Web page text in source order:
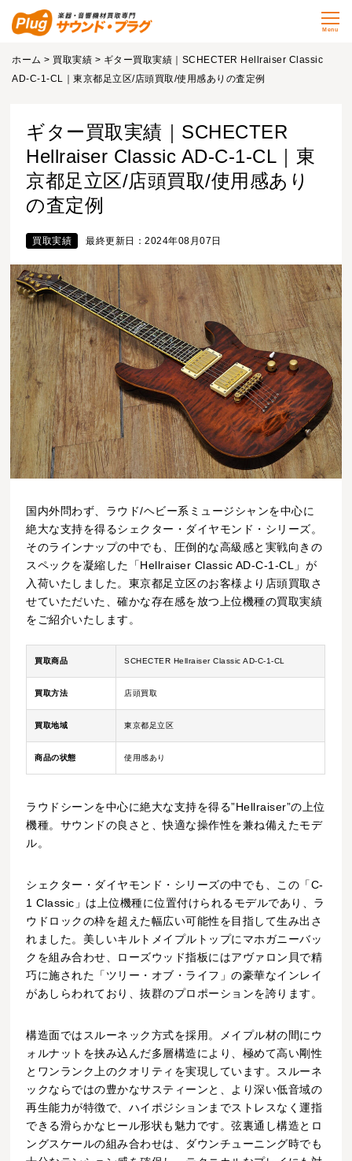
Menu
ホーム > 買取実績 > ギター買取実績｜SCHECTER Hellraiser Classic
AD-C-1-CL｜東京都足立区/店頭買取/使用感ありの査定例
ギター買取実績｜SCHECTER
Hellraiser Classic AD-C-1-CL｜東
京都足立区/店頭買取/使用感あり
の査定例
買取実績 最終更新日：2024年08月07日
国内外問わず、ラウド/ヘビー系ミュージシャンを中心に
絶大な支持を得るシェクター・ダイヤモンド・シリーズ。
そのラインナップの中でも、圧倒的な高級感と実戦向きの
スペックを凝縮した「Hellraiser Classic AD-C-1-CL」が
入荷いたしました。東京都足立区のお客様より店頭買取さ
せていただいた、確かな存在感を放つ上位機種の買取実績
をご紹介いたします。
買取商品 SCHECTER Hellraiser Classic AD-C-1-CL
買取方法 店頭買取
買取地域 東京都足立区
商品の状態 使用感あり
ラウドシーンを中心に絶大な支持を得る”Hellraiser”の上位
機種。サウンドの良さと、快適な操作性を兼ね備えたモデ
ル。
シェクター・ダイヤモンド・シリーズの中でも、この「C-
1 Classic」は上位機種に位置付けられるモデルであり、ラ
ウドロックの枠を超えた幅広い可能性を目指して生み出さ
れました。美しいキルトメイプルトップにマホガニーバッ
クを組み合わせ、ローズウッド指板にはアヴァロン貝で精
巧に施された「ツリー・オブ・ライフ」の豪華なインレイ
があしらわれており、抜群のプロポーションを誇ります。
構造面ではスルーネック方式を採用。メイプル材の間にウ
ォルナットを挟み込んだ多層構造により、極めて高い剛性
とワンランク上のクオリティを実現しています。スルーネ
ックならではの豊かなサスティーンと、より深い低音域の
再生能力が特徴で、ハイポジションまでストレスなく運指
できる滑らかなヒール形状も魅力です。弦裏通し構造とロ
ングスケールの組み合わせは、ダウンチューニング時でも